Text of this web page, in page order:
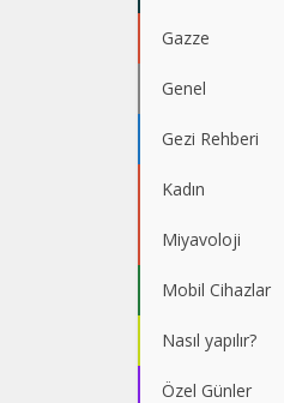
Gazze
Genel
Gezi Rehberi
Kadın
Miyavoloji
Mobil Cihazlar
Nasıl yapılır?
Özel Günler